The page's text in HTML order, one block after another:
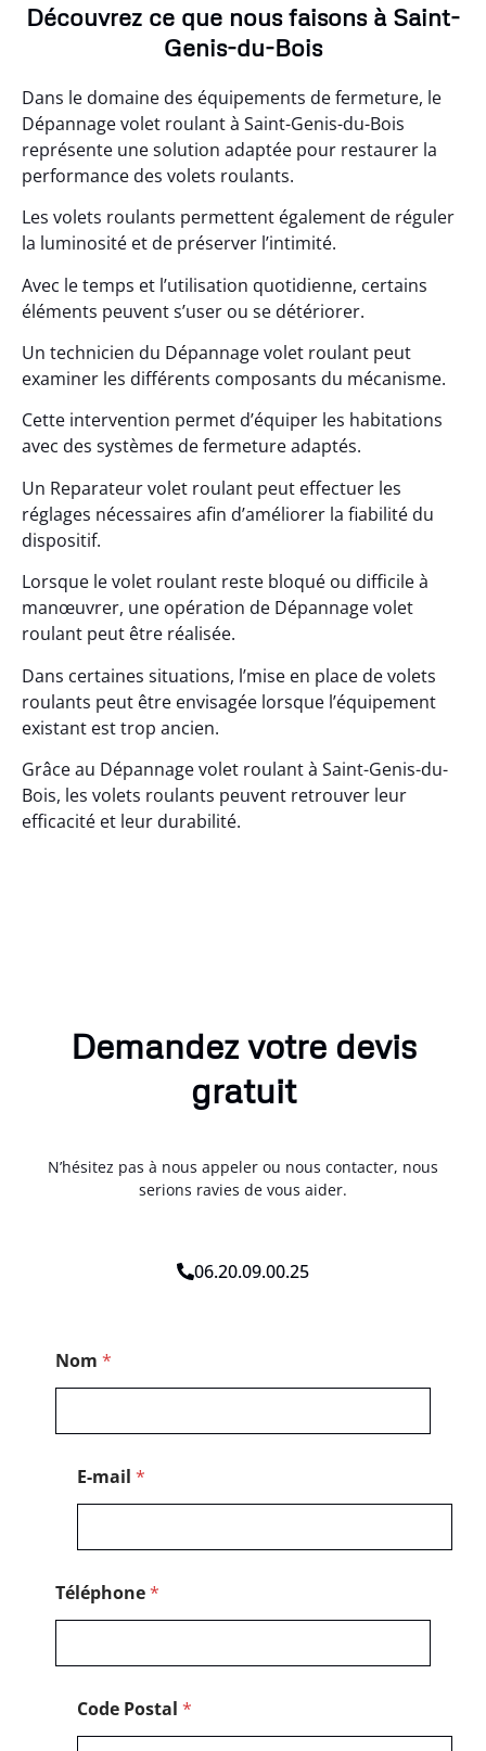
Découvrez ce que nous faisons à Saint-
Genis-du-Bois
Dans le domaine des équipements de fermeture, le
Dépannage volet roulant à Saint-Genis-du-Bois
représente une solution adaptée pour restaurer la
performance des volets roulants.
Les volets roulants permettent également de réguler
la luminosité et de préserver l’intimité.
Avec le temps et l’utilisation quotidienne, certains
éléments peuvent s’user ou se détériorer.
Un technicien du Dépannage volet roulant peut
examiner les différents composants du mécanisme.
Cette intervention permet d’équiper les habitations
avec des systèmes de fermeture adaptés.
Un Reparateur volet roulant peut effectuer les
réglages nécessaires afin d’améliorer la fiabilité du
dispositif.
Lorsque le volet roulant reste bloqué ou difficile à
manœuvrer, une opération de Dépannage volet
roulant peut être réalisée.
Dans certaines situations, l’mise en place de volets
roulants peut être envisagée lorsque l’équipement
existant est trop ancien.
Grâce au Dépannage volet roulant à Saint-Genis-du-
Bois, les volets roulants peuvent retrouver leur
efficacité et leur durabilité.
Demandez votre devis
gratuit
N’hésitez pas à nous appeler ou nous contacter, nous
serions ravies de vous aider.
06.20.09.00.25
Nom *
s
a
E-mail *
Téléphone*
Code Postal *